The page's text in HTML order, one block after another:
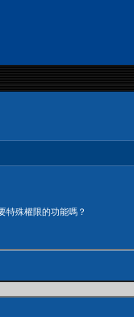
特殊權限的功能嗎？